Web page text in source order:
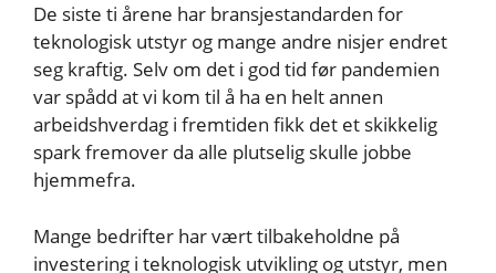
De siste ti årene har bransjestandarden for
teknologisk utstyr og mange andre nisjer endret
seg kraftig. Selv om det i god tid før pandemien
var spådd at vi kom til å ha en helt annen
arbeidshverdag i fremtiden fikk det et skikkelig
spark fremover da alle plutselig skulle jobbe
hjemmefra.
Mange bedrifter har vært tilbakeholdne på
investering i teknologisk utvikling og utstyr, men